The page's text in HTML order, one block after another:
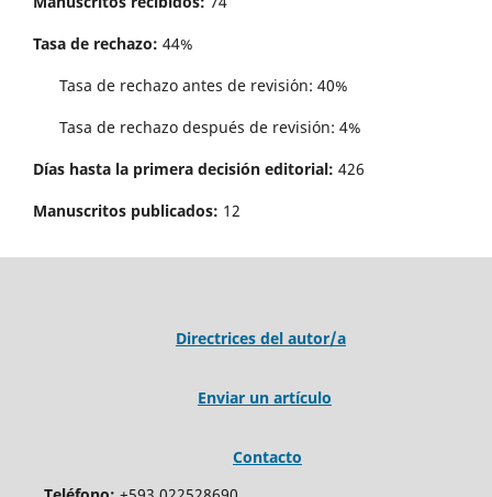
Tasa de rechazo: 44%
Tasa de rechazo antes de revisi´on: 40%
Tasa de rechazo después de revisión: 4%
Días hasta la primera decisión editorial: 426
Manuscritos publicados: 12
Directrices del autor/a
Enviar un artículo
Contacto